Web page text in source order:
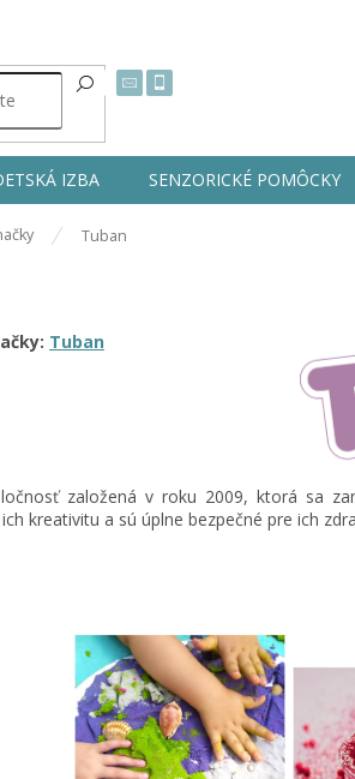
IZBA SENZORICKÉ POMÔCKY
Tuban
Tuban
založená v roku 2009, ktorá sa
kreativitu a sú úplne bezpečné pre ich